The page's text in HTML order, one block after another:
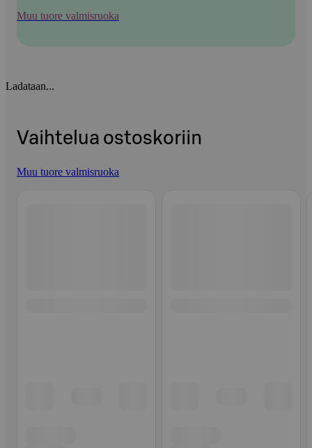
Muu tuore valmisruoka
Ladataan...
Vaihtelua ostoskoriin
Muu tuore valmisruoka